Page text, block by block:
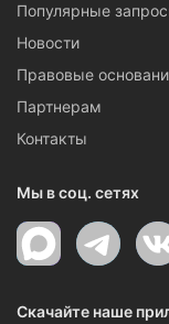
Популярные
Новости
Правовые
Партнерам
Контакты
Мы в соц. сетях
Скачайте наше